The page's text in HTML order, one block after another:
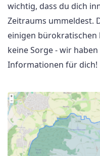
wichtig, dass du dich
Zeitraums ummeldest.
einigen bürokratischen
keine Sorge - wir
Informationen für dich!